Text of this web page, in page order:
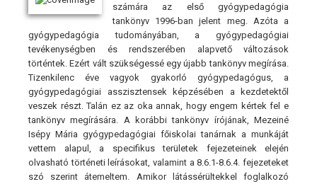
számára az első gyógypedagógia
tankönyv 1996-ban jelent meg. Azóta a
gyógypedagógia tudományában, a gyógypedagógiai
tevékenységben és rendszerében alapvető változások
történtek. Ezért vált szükségessé egy újabb tankönyv megírása.
Tizenkilenc éve vagyok gyakorló gyógypedagógus, a
gyógypedagógiai asszisztensek képzésében a kezdetektől
veszek részt. Talán ez az oka annak, hogy engem kértek fel e
tankönyv megírására. A korábbi tankönyv írójának, Mezeiné
Isépy Mária gyógypedagógiai főiskolai tanárnak a munkáját
vettem alapul, a specifikus területek fejezeteinek elején
olvasható történeti leírásokat, valamint a 8.6.1-8.6.4. fejezeteket
szó szerint átemeltem. Amikor látássérültekkel foglalkozó